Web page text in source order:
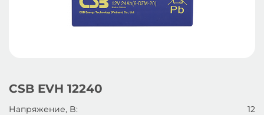
CSB EVH 12240
Напряжение, B:
12